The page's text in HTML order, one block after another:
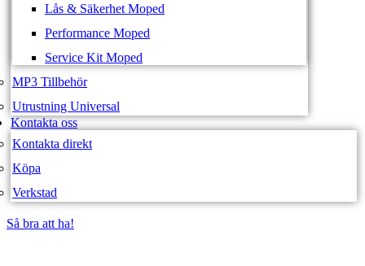
Lås & Säkerhet Moped
Performance Moped
Service Kit Moped
MP3 Tillbehör
Utrustning Universal
Kontakta oss
Kontakta direkt
Köpa
Verkstad
Så bra att ha!